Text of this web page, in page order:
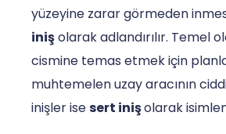
yüzeyine zarar görmeden
inişolarak adlandırılır. Temel
cismine temas etmek için
muhtemelen uzay aracının
inişler isesert inişolarak